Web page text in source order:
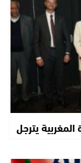
يترجل